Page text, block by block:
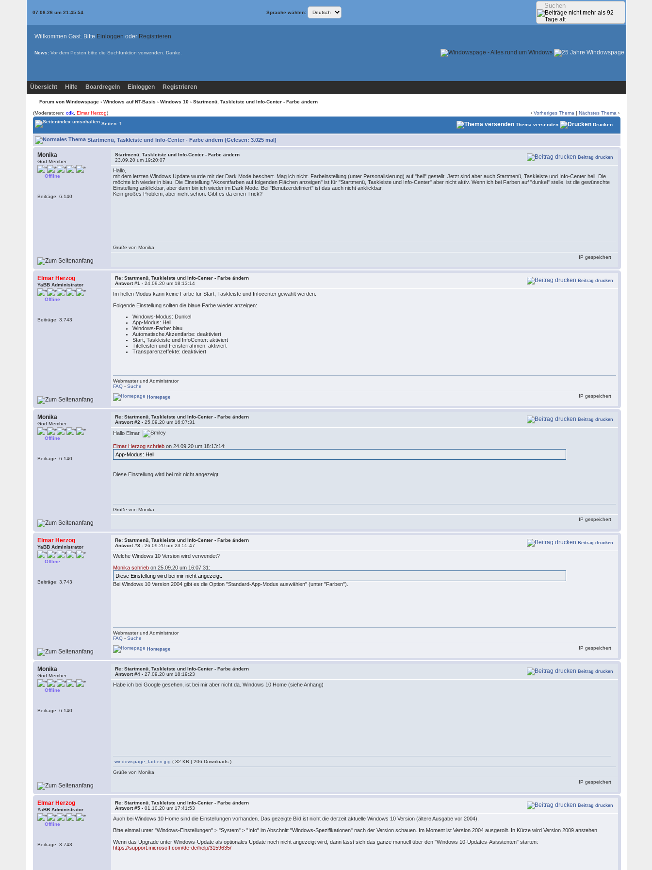
07.08.26 um 21:45:54 Sprache wählen:
Willkommen Gast. Bitte Einloggen oder Registrieren
News: Vor dem Posten bitte die Suchfunktion verwenden. Danke.
Übersicht Hilfe Boardregeln Einloggen Registrieren
Forum von Windowspage › Windows auf NT-Basis › Windows 10 › Startmenü, Taskleiste und Info-Center - Farbe ändern
(Moderatoren:cdk ,Elmar Herzog) ‹Vorheriges Thema |Nächstes Thema ›
Seiten: 1
Thema versenden Drucken
Startmenü, Taskleiste und Info-Center - Farbe ändern (Gelesen: 3.025 mal)
Monika
God Member
Offline
Beiträge: 6.140
Startmenü, Taskleiste und Info-Center - Farbe ändern
23.09.20 um 19:20:07
Beitrag drucken
Hallo,
mit dem letzten Windows Update wurde mir der Dark Mode beschert. Mag ich nicht. Farbeinstellung (unter Personalisierung) auf "hell" gestellt. Jetzt sind aber auch Startmenü, Taskleiste und Info-Center hell. Die
möchte ich wieder in blau. Die Einstellung "Akzentfarben auf folgenden Flächen anzeigen" ist für "Startmenü, Taskleiste und Info-Center" aber nicht aktiv. Wenn ich bei Farben auf "dunkel" stelle, ist die gewünschte
Einstellung anklickbar, aber dann bin ich wieder im Dark Mode. Bei "Benutzerdefiniert" ist das auch nicht anklickbar.
Kein großes Problem, aber nicht schön. Gibt es da einen Trick?
Grüße von Monika
IP gespeichert
Elmar Herzog
YaBB Administrator
Offline
Beiträge: 3.743
Re: Startmenü, Taskleiste und Info-Center - Farbe ändern
Antwort #1 -24.09.20 um 18:13:14 Beitrag drucken
Im hellen Modus kann keine Farbe für Start, Taskleiste und Infocenter gewählt werden.
Folgende Einstellung sollten die blaue Farbe wieder anzeigen:
Windows-Modus: Dunkel
App-Modus: Hell
Windows-Farbe: blau
Automatische Akzentfarbe: deaktiviert
Start, Taskleiste und InfoCenter: aktiviert
Titelleisten und Fensterrahmen: aktiviert
Transparenzeffekte: deaktiviert
Webmaster und Administrator
FAQ -Suche
Homepage IP gespeichert
Monika
God Member
Offline
Beiträge: 6.140
Re: Startmenü, Taskleiste und Info-Center - Farbe ändern
Antwort #2 -25.09.20 um 16:07:31 Beitrag drucken
Hallo Elmar
Elmar Herzog schrieb on 24.09.20 um 18:13:14:
App-Modus: Hell
Diese Einstellung wird bei mir nicht angezeigt.
Grüße von Monika
IP gespeichert
Elmar Herzog
YaBB Administrator
Offline
Beiträge: 3.743
Re: Startmenü, Taskleiste und Info-Center - Farbe ändern
Antwort #3 -26.09.20 um 23:55:47 Beitrag drucken
Welche Windows 10 Version wird verwendet?
Monika schrieb on 25.09.20 um 16:07:31:
Diese Einstellung wird bei mir nicht angezeigt.
Bei Windows 10 Version 2004 gibt es die Option "Standard-App-Modus auswählen" (unter "Farben").
Webmaster und Administrator
FAQ -Suche
Homepage IP gespeichert
Monika
God Member
Offline
Beiträge: 6.140
Re: Startmenü, Taskleiste und Info-Center - Farbe ändern
Antwort #4 -27.09.20 um 18:19:23 Beitrag drucken
Habe ich bei Google gesehen, ist bei mir aber nicht da. Windows 10 Home (siehe Anhang)
windowspage_farben.jpg ( 32 KB | 206 Downloads )
Grüße von Monika
IP gespeichert
Elmar Herzog
YaBB Administrator
Offline
Beiträge: 3.743
Re: Startmenü, Taskleiste und Info-Center - Farbe ändern
Antwort #5 -01.10.20 um 17:41:53 Beitrag drucken
Auch bei Windows 10 Home sind die Einstellungen vorhanden. Das gezeigte Bild ist nicht die derzeit aktuelle Windows 10 Version (ältere Ausgabe vor 2004).
Bitte einmal unter "Windows-Einstellungen" > "System" > "Info" im Abschnitt "Windows-Spezifikationen" nach der Version schauen. Im Moment ist Version 2004 ausgerollt. In Kürze wird Version 2009 anstehen.
Wenn das Upgrade unter Windows-Update als optionales Update noch nicht angezeigt wird, dann lässt sich das ganze manuell über den "Windows 10-Updates-Asisstenten" starten:
https://support.microsoft.com/de-de/help/3159635/